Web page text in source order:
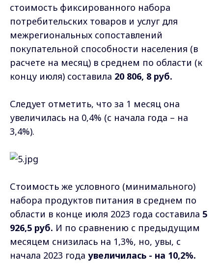
стоимость фиксированного набора
потребительских товаров и услуг для
межрегиональных сопоставлений
покупательной способности населения (в
расчете на месяц) в среднем по области (к
концу июля) составила 20 806, 8 руб.
Следует отметить, что за 1 месяц она
увеличилась на 0,4% (с начала года – на
3,4%).
Стоимость же условного (минимального)
набора продуктов питания в среднем по
области в конце июля 2023 года составила 5
926,5 руб. И по сравнению с предыдущим
месяцем снизилась на 1,3%, но, увы, с
начала 2023 года увеличилась - на 10,2%.